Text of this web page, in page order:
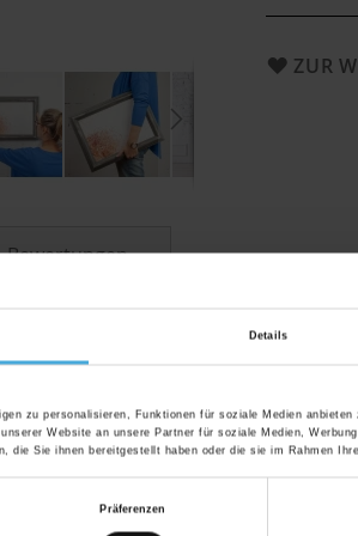
Details
zu personalisieren, Funktionen für soziale Medien
Website an unsere Partner für soziale Medien,
die Sie ihnen bereitgestellt haben oder die sie im Rahmen
Präferenzen
ZUR
dunkelgrau mit
mit vielfältiger
geschwungene Rahmen-Profil
Auswahl zarter Pastell-Töne
Bewertungen